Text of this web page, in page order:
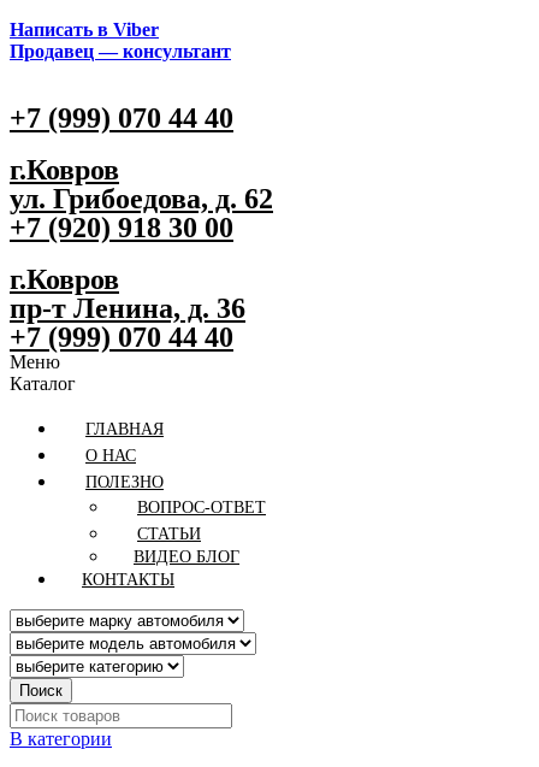
Написать в Viber
Продавец — консультант
+7 (999) 070 44 40
г.Ковров
ул. Грибоедова, д. 62
+7 (920) 918 30 00
г.Ковров
пр-т Ленина, д. 36
+7 (999) 070 44 40
Меню
Каталог
ГЛАВНАЯ
О НАС
ПОЛЕЗНО
ВОПРОС-ОТВЕТ
СТАТЬИ
ВИДЕО БЛОГ
КОНТАКТЫ
Поиск
В категории